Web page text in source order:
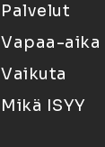
Palvelut
Vapaa-aika
Vaikuta
Mikä ISYY